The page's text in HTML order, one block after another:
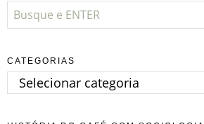
CATEGORIAS
Categorias